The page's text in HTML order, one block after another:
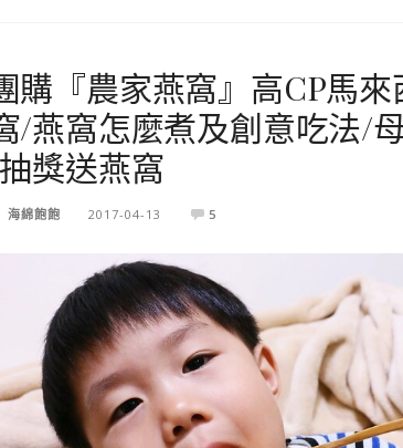
購『農家燕窩』高CP馬
/燕窩怎麼煮及創意吃法/
獎送燕窩
海綿飽飽 2017-04-13 5